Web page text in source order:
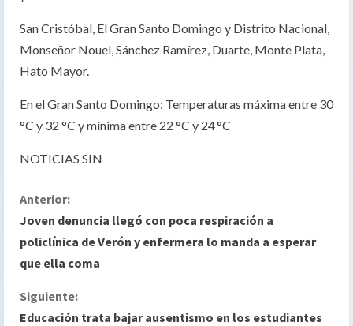
San Cristóbal, El Gran Santo Domingo y Distrito Nacional,
Monseñor Nouel, Sánchez Ramírez, Duarte, Monte Plata,
Hato Mayor.
En el Gran Santo Domingo: Temperaturas máxima entre 30
°C y 32 °C y mínima entre 22 °C y 24 °C
NOTICIAS SIN
S
i
g
u
Anterior:
Joven denuncia llegó con poca respiración a
policlínica de Verón y enfermera lo manda a esperar
que ella coma
Siguiente:
Educación trata bajar ausentismo en los estudiantes